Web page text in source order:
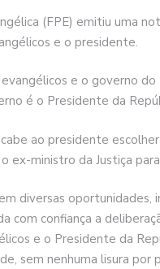
(FPE) emitiu uma
e o presidente.
e o governo
é o Presidente da
ao presidente
ex-ministro da Justiça
diversas
com confiança a
e o Presidente da
sem nenhuma lisura por